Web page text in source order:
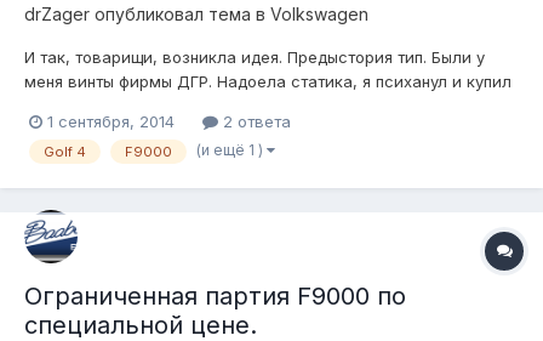
drZager опубликовал тема в Volkswagen
И так, товарищи, возникла идея. Предыстория тип. Были у
меня винты фирмы ДГР. Надоела статика, я психанул и купил
собиру пневмостойки на них. Ну и забацал! Спеки такие:
Перед рубены 130 х 3. Стойка DGR с кастомными брикетами.
1 сентября, 2014 2 ответа
Golf 4 F9000 (и ещё 1 )
Ограниченная партия F9000 по
специальной цене.